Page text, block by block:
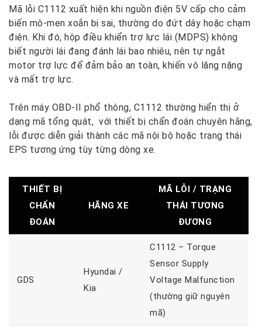
Mã lỗi C1112 xuất hiện khi nguồn điện 5V cấp cho cảm
biến mô-men xoắn bị sai, thường do đứt dây hoặc chạm
điện. Khi đó, hộp điều khiển trợ lực lái (MDPS) không
biết người lái đang đánh lái bao nhiêu, nên tự ngắt
motor trợ lực để đảm bảo an toàn, khiến vô lăng nặng
và mất trợ lực.
Trên máy OBD-II phổ thông, C1112 thường hiển thị ở
dạng mã tổng quát, với thiết bị chẩn đoán chuyên hãng,
lỗi được diễn giải thành các mã nội bộ hoặc trạng thái
EPS tương ứng tùy từng dòng xe.
THIẾT BỊ
CHẨN
ĐOÁN
HÃNG XE
MÃ LỖI / TRẠNG
THÁI TƯƠNG
ĐƯƠNG
GDS
Hyundai /
Kia
C1112 – Torque
Sensor Supply
Voltage Malfunction
(thường giữ nguyên
mã)